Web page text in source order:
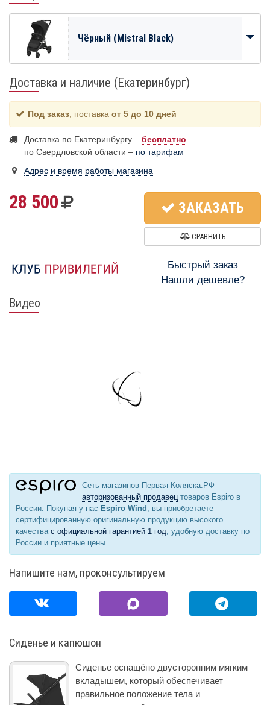
Чёрный (Mistral Black)
Доставка и наличие (Екатеринбург)
Под заказ , поставка от 5 до 10 дней
Доставка по Екатеринбургу – бесплатно
по Свердловской области – по тарифам
Адрес и время работы магазина
28 500 ЗАКАЗАТЬ
СРАВНИТЬ
Быстрый заказ
Нашли дешевле?
Видео
Сеть магазинов Первая-Коляска.РФ –
авторизованный продавецтоваров Espiro в
России. Покупая у нас Espiro Wind , вы приобретаете
сертифицированную оригинальную продукцию высокого
качества с официальной гарантией 1 год, удобную доставку по
России и приятные цены.
Напишите нам, проконсультируем
Сиденье и капюшон
Сиденье оснащёно двусторонним мягким
вкладышем, который обеспечивает
правильное положение тела и